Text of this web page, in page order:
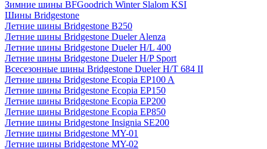
Зимние шины BFGoodrich Winter Slalom KSI
Шины Bridgestone
Летние шины Bridgestone B250
Летние шины Bridgestone Dueler Alenza
Летние шины Bridgestone Dueler H/L 400
Летние шины Bridgestone Dueler H/P Sport
Всесезонные шины Bridgestone Dueler H/T 684 II
Летние шины Bridgestone Ecopia EP100 A
Летние шины Bridgestone Ecopia EP150
Летние шины Bridgestone Ecopia EP200
Летние шины Bridgestone Ecopia EP850
Летние шины Bridgestone Insignia SE200
Летние шины Bridgestone MY-01
Летние шины Bridgestone MY-02